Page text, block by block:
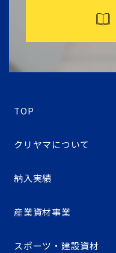
TOP
クリヤマについて
納入実績
産業資材事業
スポーツ・建設資材